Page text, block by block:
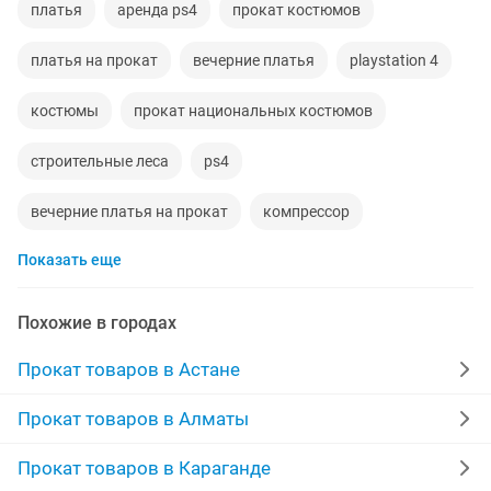
платья аренда ps4 прокат костюмов
платья на прокат вечерние платья playstation 4
костюмы прокат национальных костюмов
строительные леса ps4
вечерние платья на прокат компрессор
аренда playstation
аренда генератора аренда
прокат детских костюмов
свадебное платье на прокат
Показать еще
Похожие в городах
Прокат товаров в Астане
Прокат товаров в Алматы
Прокат товаров в Караганде